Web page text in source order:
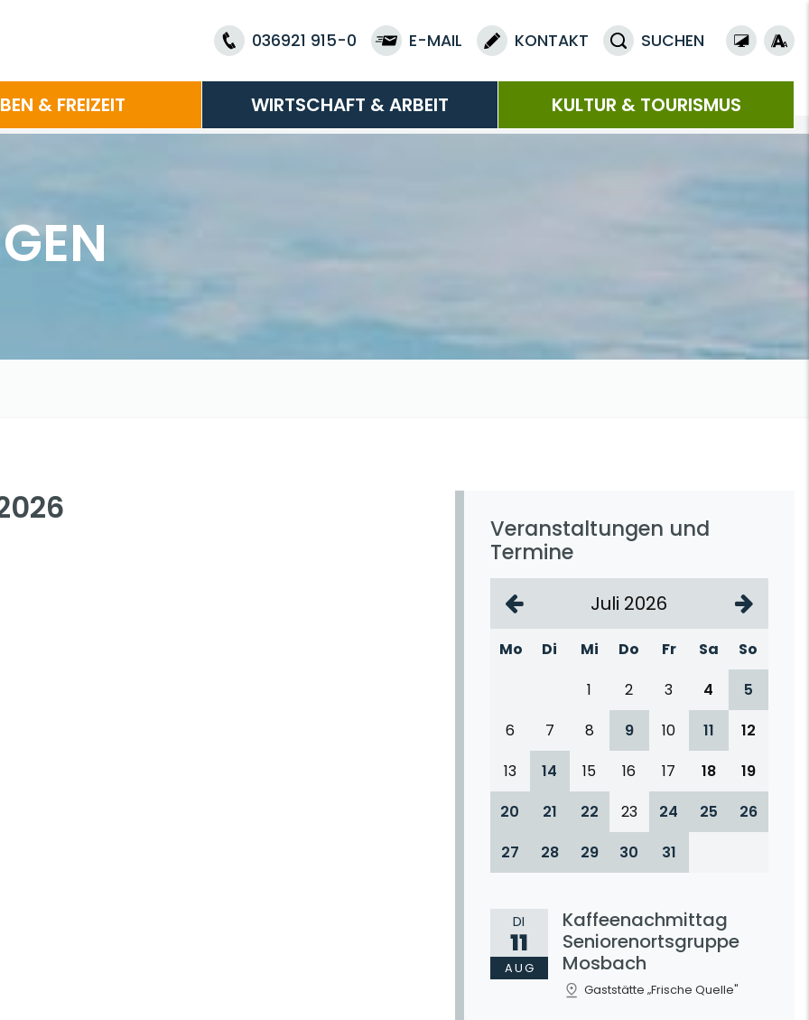
036921 915-0 E-MAIL KONTAKT SUCHEN
& FREIZEIT WIRTSCHAFT & ARBEIT KULTUR & TOURISMUS
Veranstaltungen und
Termine
Juli 2026
Mo Di Mi Do Fr Sa
So
1
2 3 4
5
6
7 8 9 10 11
12
13
14 15 16 17 18
19
20
21 22 23 24 25
26
27
28 29 30 31
DI
11
AUG
Kaffeenachmittag
Seniorenortsgruppe
Mosbach
Gaststätte „Frische Quelle"